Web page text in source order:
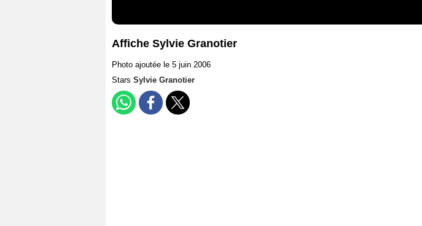
Affiche Sylvie Granotier
Photo ajoutée le 5 juin 2006
Stars Sylvie Granotier